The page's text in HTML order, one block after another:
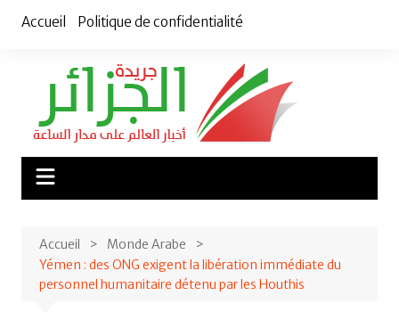
Accueil Politique de confidentialité
Accueil
Monde Arabe
Yémen : des ONG exigent la libération immédiate du
personnel humanitaire détenu par les Houthis